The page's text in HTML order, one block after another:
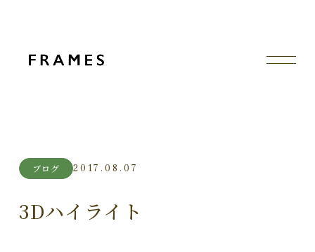
ブログ 2017.08.07
3Dハイライト